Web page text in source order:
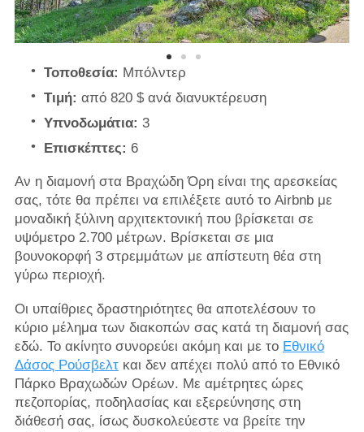
Τοποθεσία: Μπόλντερ
Τιμή: από 820 $ ανά διανυκτέρευση
Υπνοδωμάτια: 3
Επισκέπτες: 6
Αν η διαμονή στα Βραχώδη Όρη είναι της αρεσκείας
σας, τότε θα πρέπει να επιλέξετε αυτό το Airbnb με
μοναδική ξύλινη αρχιτεκτονική που βρίσκεται σε
υψόμετρο 2.700 μέτρων. Βρίσκεται σε μια
βουνοκορφή 3 στρεμμάτων με απίστευτη θέα στη
γύρω περιοχή.
Οι υπαίθριες δραστηριότητες θα αποτελέσουν το
κύριο μέλημα των διακοπών σας κατά τη διαμονή σας
εδώ. Το ακίνητο συνορεύει ακόμη και με το Εθνικό
Δάσος Ρούσβελτκαι δεν απέχει πολύ από το Εθνικό
Πάρκο Βραχωδών Ορέων. Με αμέτρητες ώρες
πεζοπορίας, ποδηλασίας και εξερεύνησης στη
διάθεσή σας, ίσως δυσκολεύεστε να βρείτε την